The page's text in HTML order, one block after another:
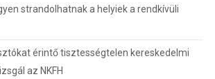
strandolhatnak a helyiek a rendkívüli
érintő tisztességtelen kereskedelmi
az NKFH